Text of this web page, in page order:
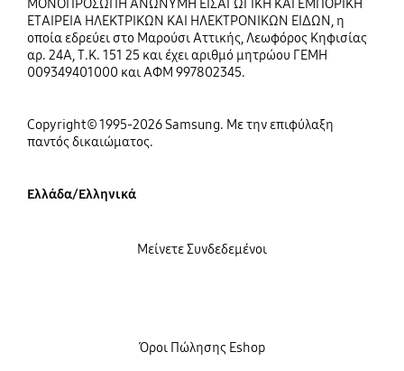
ΜΟΝΟΠΡΟΣΩΠΗ ΑΝΩΝΥΜΗ ΕΙΣΑΓΩΓΙΚΗ ΚΑΙ ΕΜΠΟΡΙΚΗ
ΕΤΑΙΡΕΙΑ ΗΛΕΚΤΡΙΚΩΝ ΚΑΙ ΗΛΕΚΤΡΟΝΙΚΩΝ ΕΙΔΩΝ, η
οποία εδρεύει στο Μαρούσι Αττικής, Λεωφόρος Κηφισίας
αρ. 24Α, Τ.Κ. 151 25 και έχει αριθμό μητρώου ΓΕΜΗ
009349401000 και ΑΦΜ 997802345.
Copyright© 1995-2026 Samsung. Με την επιφύλαξη
παντός δικαιώματος.
Ελλάδα/Ελληνικά
Όροι Πώλησης Eshop
Μείνετε Συνδεδεμένοι